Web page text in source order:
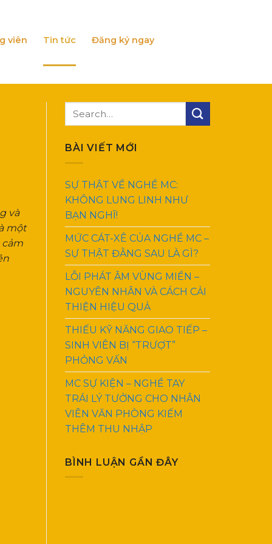
viên Tin tức Đăng ký ngay
và
một
cảm
BÀI VIẾT MỚI
SỰ THẬT VỀ NGHỀ MC:
KHÔNG LUNG LINH NHƯ
BẠN NGHĨ!
MỨC CÁT-XÊ CỦA NGHỀ MC –
SỰ THẬT ĐẰNG SAU LÀ GÌ?
LỖI PHÁT ÂM VÙNG MIỀN –
NGUYÊN NHÂN VÀ CÁCH CẢI
THIỆN HIỆU QUẢ
THIẾU KỸ NĂNG GIAO TIẾP –
SINH VIÊN BỊ “TRƯỢT”
PHỎNG VẤN
MC SỰ KIỆN – NGHỀ TAY
TRÁI LÝ TƯỞNG CHO NHÂN
VIÊN VĂN PHÒNG KIẾM
THÊM THU NHẬP
BÌNH LUẬN GẦN ĐÂY